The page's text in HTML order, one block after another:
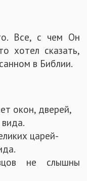
Все, с чем Он
хотел сказать,
в Библии.
окон, дверей,
царей-
не слышны